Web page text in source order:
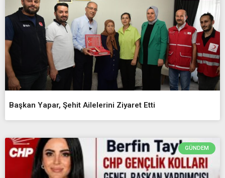
Başkan Yapar, Şehit Ailelerini Ziyaret Etti
GÜNDEM